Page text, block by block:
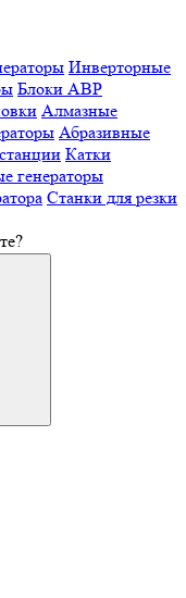
Инверторные
Блоки АВР
Алмазные
Абразивные
Катки
генераторы
Станки для резки